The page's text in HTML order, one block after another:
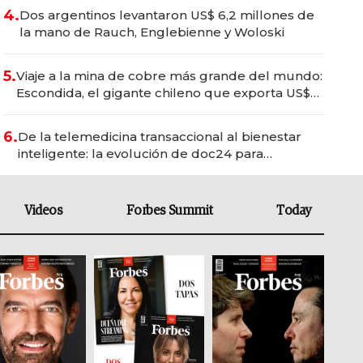
4.Dos argentinos levantaron US$ 6,2 millones de
la mano de Rauch, Englebienne y Woloski
5.Viaje a la mina de cobre más grande del mundo:
Escondida, el gigante chileno que exporta US$
6.De la telemedicina transaccional al bienestar
inteligente: la evolución de doc24 para
Videos Forbes Summit Today